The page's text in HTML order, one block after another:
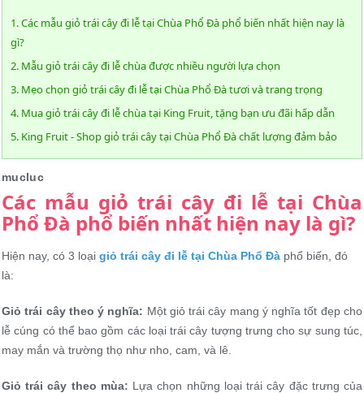
1. Các mẫu giỏ trái cây đi lễ tại Chùa Phổ Đà phổ biến nhất hiện nay là
gì?
2. Mẫu giỏ trái cây đi lễ chùa được nhiều người lựa chọn
3. Mẹo chọn giỏ trái cây đi lễ tại Chùa Phổ Đà tươi và trang trọng
4. Mua giỏ trái cây đi lễ chùa tại King Fruit, tặng bạn ưu đãi hấp dẫn
5. King Fruit - Shop giỏ trái cây tại Chùa Phổ Đà chất lượng đảm bảo
mucluc
Các mẫu giỏ trái cây đi lễ tại Chùa
Phổ Đà phổ biến nhất hiện nay là gì?
Hiện nay, có 3 loại giỏ trái cây đi lễ tại Chùa Phổ Đà phổ biến, đó
là:
Giỏ trái cây theo ý nghĩa: Một giỏ trái cây mang ý nghĩa tốt đẹp cho
lễ cúng có thể bao gồm các loại trái cây tượng trưng cho sự sung túc,
may mắn và trường thọ như nho, cam, và lê.
Giỏ trái cây theo mùa: Lựa chọn những loại trái cây đặc trưng của